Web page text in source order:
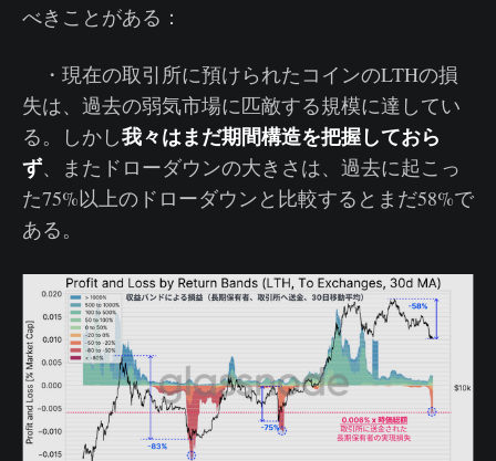
べきことがある：
・現在の取引所に預けられたコインのLTHの損
失は、過去の弱気市場に匹敵する規模に達してい
る。しかし我々はまだ期間構造を把握しておら
ず、またドローダウンの大きさは、過去に起こっ
た75%以上のドローダウンと比較するとまだ58%で
ある。